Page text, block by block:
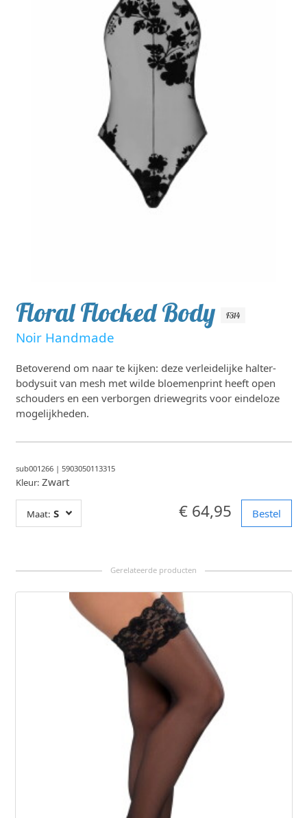
Floral Flocked Body F314
Noir Handmade
Betoverend om naar te kijken: deze verleidelijke halter-
bodysuit van mesh met wilde bloemenprint heeft open
schouders en een verborgen driewegrits voor eindeloze
mogelijkheden.
sub001266 | 5903050113315
Kleur: Zwart
Maat: S € 64,95 Bestel